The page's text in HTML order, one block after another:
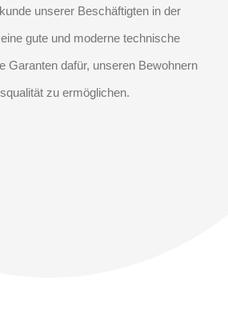
unserer Beschäftigten in der
gute und moderne technische
Garanten dafür, unseren Bewohnern
zu ermöglichen.